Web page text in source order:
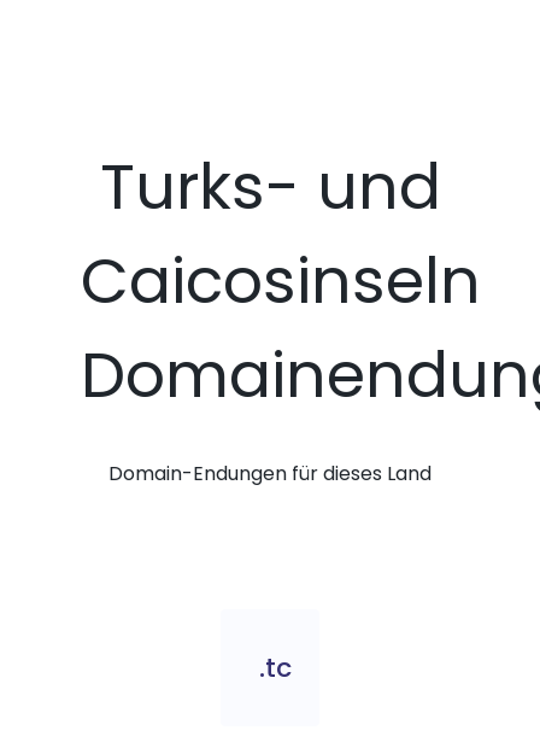
Turks- und
Caicosinseln
Domain-Endungen für dieses Land
.tc